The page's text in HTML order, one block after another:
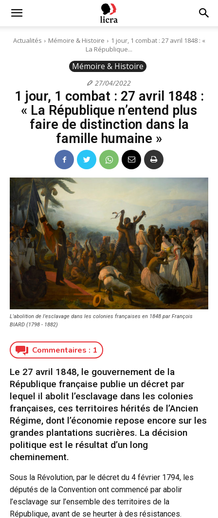
Licra
Antiraciste
Actualités Mémoire & Histoire
1 jour, 1 combat : 27 avril 1848 : «
La République...
Mémoire & Histoire
27/04/2022
1 jour, 1 combat : 27 avril 1848 :
« La République n’entend plus
faire de distinction dans la
famille humaine »
L'abolition de l'esclavage dans les colonies françaises en 1848 par François
BIARD (1798 - 1882)
Commentaires : 1
Le 27 avril 1848, le gouvernement de la
République française publie un décret par
lequel il abolit l’esclavage dans les colonies
françaises, ces territoires hérités de l’Ancien
Régime, dont l’économie repose encore sur les
grandes plantations sucrières. La décision
politique est le résultat d’un long
cheminement.
Sous la Révolution, par le décret du 4 février 1794, les
députés de la Convention ont commencé par abolir
l’esclavage sur l’ensemble des territoires de la
République, avant de se heurter à des résistances.